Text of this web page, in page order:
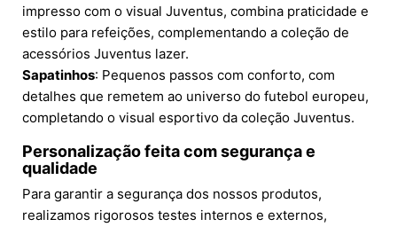
impresso com o visual Juventus, combina praticidade e
estilo para refeições, complementando a coleção de
acessórios Juventus lazer.
Sapatinhos: Pequenos passos com conforto, com
detalhes que remetem ao universo do futebol europeu,
completando o visual esportivo da coleção Juventus.
Personalização feita com segurança e
qualidade
Para garantir a segurança dos nossos produtos,
realizamos rigorosos testes internos e externos,